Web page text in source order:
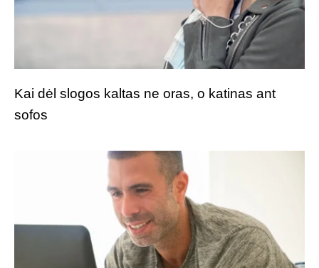
Kai dėl slogos kaltas ne oras, o katinas ant
sofos